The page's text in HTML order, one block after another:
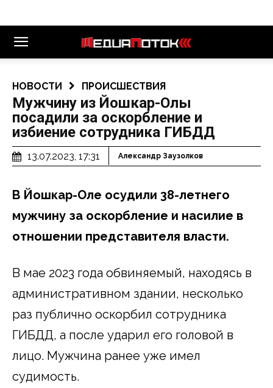
НОВОСТИ ПРОИСШЕСТВИЯ
Мужчину из Йошкар-Олы
посадили за оскорбление и
избиение сотрудника ГИБДД
13.07.2023, 17:31 Александр Заузолков
В Йошкар-Оле осудили 38-летнего
мужчину за оскорбление и насилие в
отношении представителя власти.
В мае 2023 года обвиняемый, находясь в
административном здании, несколько
раз публично оскорбил сотрудника
ГИБДД, а после ударил его головой в
лицо. Мужчина ранее уже имел
судимость.